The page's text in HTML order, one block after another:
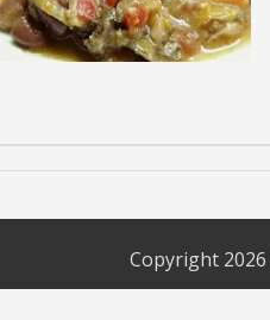
Copyright 2026